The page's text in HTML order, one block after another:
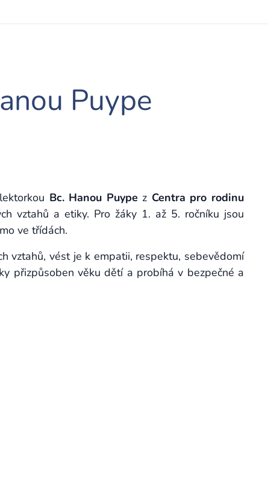
Puype
Bc. Hanou Puype z Centra pro rodinu
vztahů a etiky. Pro žáky 1. až 5. ročníku jsou
ve třídách.
vztahů, vést je k empatii, respektu, sebevědomí
přizpůsoben věku dětí a probíhá v bezpečné a